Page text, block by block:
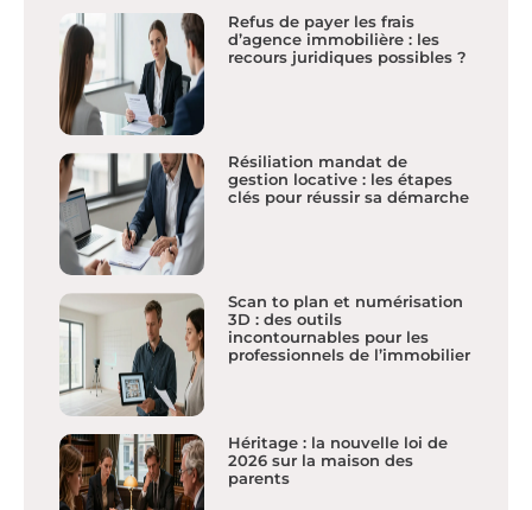
Refus de payer les frais
d’agence immobilière : les
recours juridiques possibles ?
Résiliation mandat de
gestion locative : les étapes
clés pour réussir sa démarche
Scan to plan et numérisation
3D : des outils
incontournables pour les
professionnels de l’immobilier
Héritage : la nouvelle loi de
2026 sur la maison des
parents